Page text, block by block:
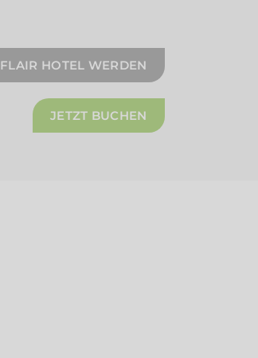
FLAIR HOTEL WERDEN
JETZT BUCHEN